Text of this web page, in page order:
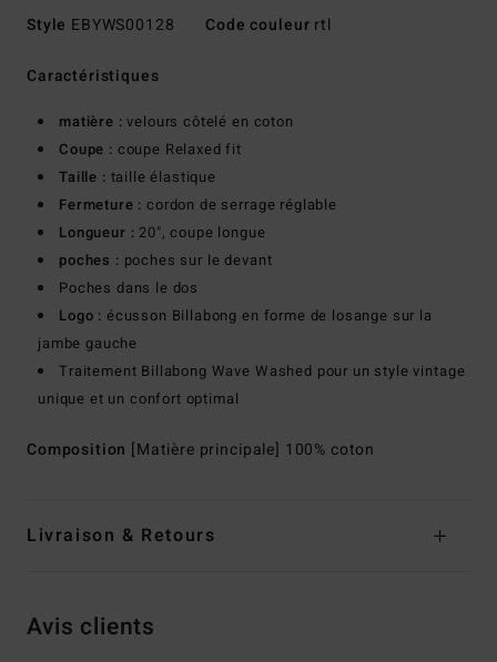
Style EBYWS00128 Code couleur rtl
Caractéristiques
matière : velours côtelé en coton
Coupe : coupe Relaxed fit
Taille : taille élastique
Fermeture : cordon de serrage réglable
Longueur : 20", coupe longue
poches : poches sur le devant
Poches dans le dos
Logo : écusson Billabong en forme de losange sur la
jambe gauche
Traitement Billabong Wave Washed pour un style vintage
unique et un confort optimal
Composition [Matière principale] 100% coton
Livraison & Retours
Avis clients